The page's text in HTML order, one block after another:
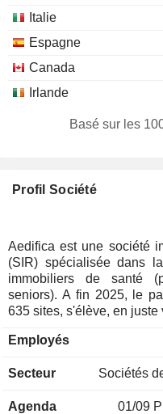
Italie
Espagne
Canada
Irlande
Finlande
Suisse
Basé sur les
Profil Société
Aedifica est une société
(SIR) spécialisée dans
immobiliers de santé
seniors). A fin 2025, le patrimoine immobilier, composé de
635 sites, s'élève, en juste
Employés
Secteur Sociétés
Agenda 01/09